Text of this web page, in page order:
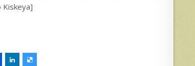
Kiskeya]